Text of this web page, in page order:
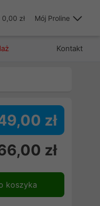
0,00 zł Mój Proline
Kontakt
zł
zł
koszyka